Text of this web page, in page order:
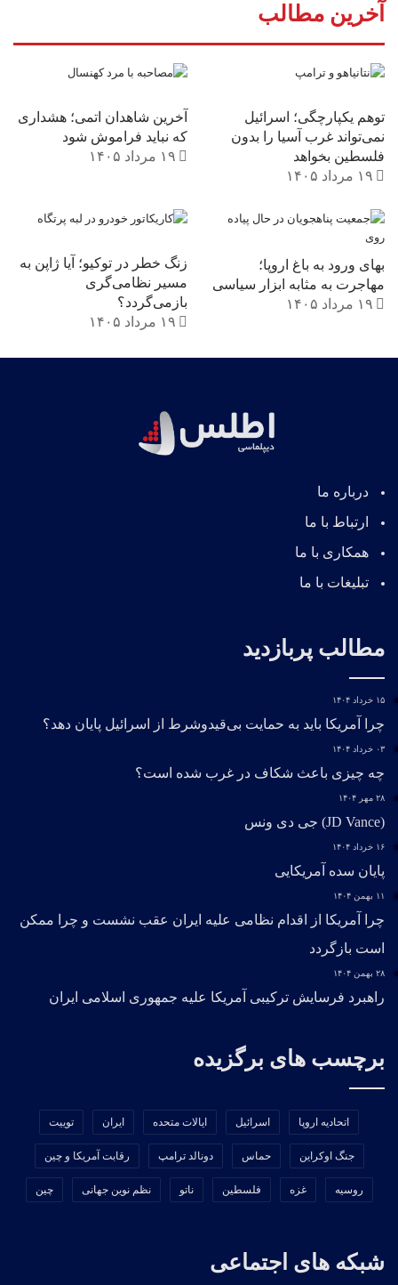
آخرین مطالب
توهم یکپارچگی؛ اسرائیل
نمی‌تواند غرب آسیا را بدون
فلسطین بخواهد
۱۹ مرداد ۱۴۰۵
آخرین شاهدان اتمی؛ هشداری
که نباید فراموش شود
۱۹ مرداد ۱۴۰۵
بهای ورود به باغ اروپا؛
مهاجرت به مثابه ابزار سیاسی
۱۹ مرداد ۱۴۰۵
زنگ خطر در توکیو؛ آیا ژاپن به
مسیر نظامی‌گری
بازمی‌گردد؟
۱۹ مرداد ۱۴۰۵
درباره ما
ارتباط با ما
همکاری با ما
تبلیغات با ما
مطالب پربازدید
۱۵ خرداد ۱۴۰۴
چرا آمریکا باید به حمایت بی‌قیدوشرط از اسرائیل پایان دهد؟
۰۳ خرداد ۱۴۰۴
چه چیزی باعث شکاف در غرب شده است؟
۲۸ مهر ۱۴۰۴
(JD Vance) جی دی ونس
۱۶ خرداد ۱۴۰۴
پایان سده آمریکایی
۱۱ بهمن ۱۴۰۴
چرا آمریکا از اقدام نظامی علیه ایران عقب نشست و چرا ممکن
است بازگردد
۲۸ بهمن ۱۴۰۴
راهبرد فرسایش ترکیبی آمریکا علیه جمهوری اسلامی ایران
برچسب های برگزیده
اتحادیه اروپا اسرائیل ایالات متحده ایران توییت
جنگ اوکراین حماس دونالد ترامپ رقابت آمریکا و چین
روسیه غزه فلسطین ناتو نظم نوین جهانی چین
شبکه های اجتماعی